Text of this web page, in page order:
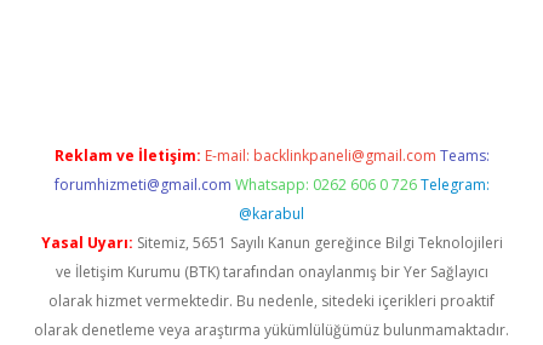
Reklam ve İletişim: E-mail: backlinkpaneli@gmail.com Teams:
forumhizmeti@gmail.com Whatsapp: 0262 606 0 726 Telegram:
@karabul
Yasal Uyarı: Sitemiz, 5651 Sayılı Kanun gereğince Bilgi Teknolojileri
ve İletişim Kurumu (BTK) tarafından onaylanmış bir Yer Sağlayıcı
olarak hizmet vermektedir. Bu nedenle, sitedeki içerikleri proaktif
olarak denetleme veya araştırma yükümlülüğümüz bulunmamaktadır.